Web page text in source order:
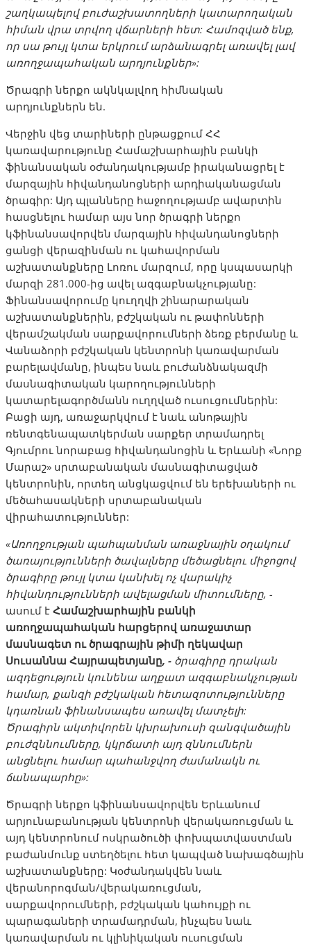
շաղկապելով բուժաշխատողների կատարողական
հիման վրա տրվող վճարների հետ: Համոզված ենք,
որ սա թույլ կտա երկրում արձանագրել առավել լավ
առողջապահական արդյունքներ»:
Ծրագրի ներքո ակնկալվող հիմնական
արդյունքներն են.
Վերջին վեց տարիների ընթացքում ՀՀ
կառավարությունը Համաշխարհային բանկի
ֆինանսական օժանդակությամբ իրականացրել է
մարզային հիվանդանոցների արդիականացման
ծրագիր: Այդ պլանները հաջողությամբ ավարտին
հասցնելու համար այս նոր ծրագրի ներքո
կֆինանսավորվեն մարզային հիվանդանոցների
ցանցի վերազինման ու կահավորման
աշխատանքները Լոռու մարզում, որը կսպասարկի
մարզի 281.000-ից ավել ազգաբնակչությանը:
Ֆինանսավորումը կուղղվի շինարարական
աշխատանքներին, բժշկական ու թափոնների
վերամշակման սարքավորումների ձեռք բերմանը և
Վանաձորի բժշկական կենտրոնի կառավարման
բարելավմանը, ինպես նաև բուժանձնակազմի
մասնագիտական կարողությունների
կատարելագործմանն ուղղված ուսուցումներին:
Բացի այդ, առաջարկվում է նաև անոթային
ռենտգենապատկերման սարքեր տրամադրել
Գյումրու նորաբաց հիվանդանոցին և Երևանի «Նորք
Մարաշ» սրտաբանական մասնագիտացված
կենտրոնին, որտեղ անցկացվում են երեխաների ու
մեծահասակների սրտաբանական
վիրահատություններ:
«Առողջության պահպանման առաջնային օղակում
ծառայությունների ծավալները մեծացնելու միջոցով
ծրագիրը թույլ կտա կանխել ոչ վարակիչ
հիվանդությունների ավելացման միտումները, -
ասում է Համաշխարհային բանկի
առողջապահական հարցերով առաջատար
մասնագետ ու ծրագրային թիմի ղեկավար
Սուսաննա Հայրապետյանը, - ծրագիրը դրական
ազդեցություն կունենա աղքատ ազգաբնակչության
համար, քանզի բժշկական հետազոտությունները
կդառնան ֆինանսապես առավել մատչելի:
Ծրագիրն ակտիվորեն կխրախուսի զանգվածային
բուժզննումները, կկրճատի այդ զննումներն
անցնելու համար պահանջվող ժամանակն ու
ճանապարհը»:
Ծրագրի ներքո կֆինանսավորվեն Երևանում
արյունաբանության կենտրոնի վերակառուցման և
այդ կենտրոնում ոսկրածուծի փոխպատվաստման
բաժանմունք ստեղծելու հետ կապված նախագծային
աշխատանքները: Կօժանդակվեն նաև
վերանորոգման/վերակառուցման,
սարքավորումների, բժշկական կահույքի ու
պարագաների տրամադրման, ինչպես նաև
կառավարման ու կլինիկական ուսուցման